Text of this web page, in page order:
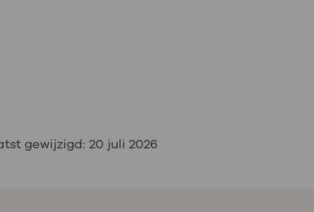
gewijzigd:20 juli 2026